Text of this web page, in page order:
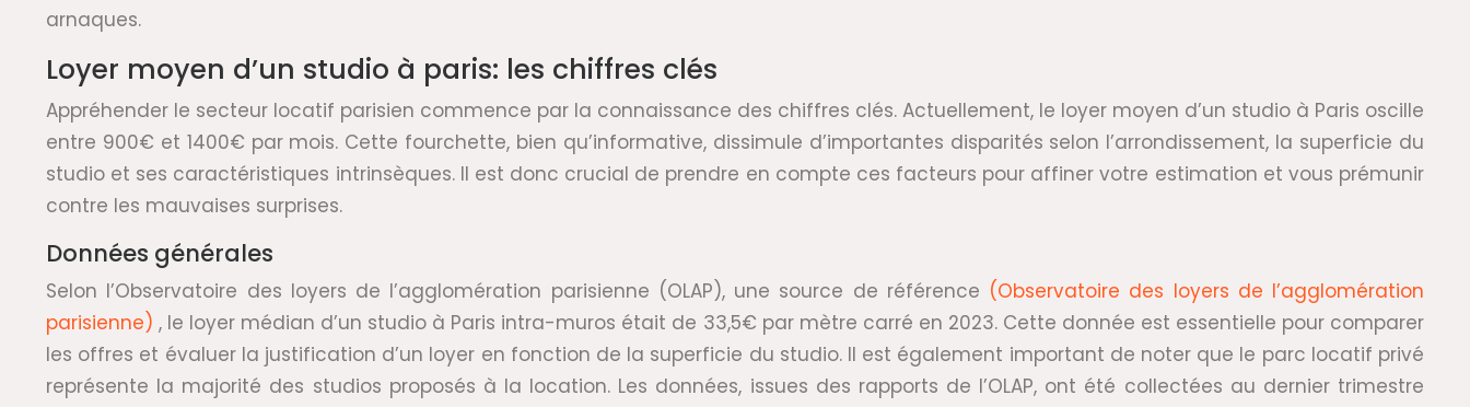
arnaques.
Loyer moyen d’un studio à paris: les chiffres clés
Appréhender le secteur locatif parisien commence par la connaissance des chiffres clés. Actuellement, le loyer moyen d’un studio à Paris oscille
entre 900€ et 1400€ par mois. Cette fourchette, bien qu’informative, dissimule d’importantes disparités selon l’arrondissement, la superficie du
studio et ses caractéristiques intrinsèques. Il est donc crucial de prendre en compte ces facteurs pour affiner votre estimation et vous prémunir
contre les mauvaises surprises.
Données générales
Selon l’Observatoire des loyers de l’agglomération parisienne (OLAP), une source de référence (Observatoire des loyers de l’agglomération
parisienne), le loyer médian d’un studio à Paris intra-muros était de 33,5€ par mètre carré en 2023. Cette donnée est essentielle pour comparer
les offres et évaluer la justification d’un loyer en fonction de la superficie du studio. Il est également important de noter que le parc locatif privé
représente la majorité des studios proposés à la location. Les données, issues des rapports de l’OLAP, ont été collectées au dernier trimestre